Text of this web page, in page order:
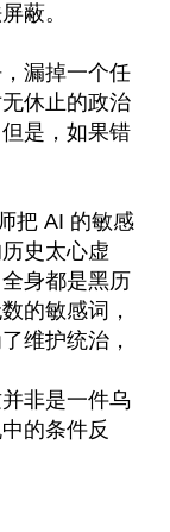
蔽。
漏掉一个任
休止的政治
是，如果错
把 AI 的敏感
史太心虚
身都是黑历
的敏感词，
维护统治，
非是一件乌
的条件反